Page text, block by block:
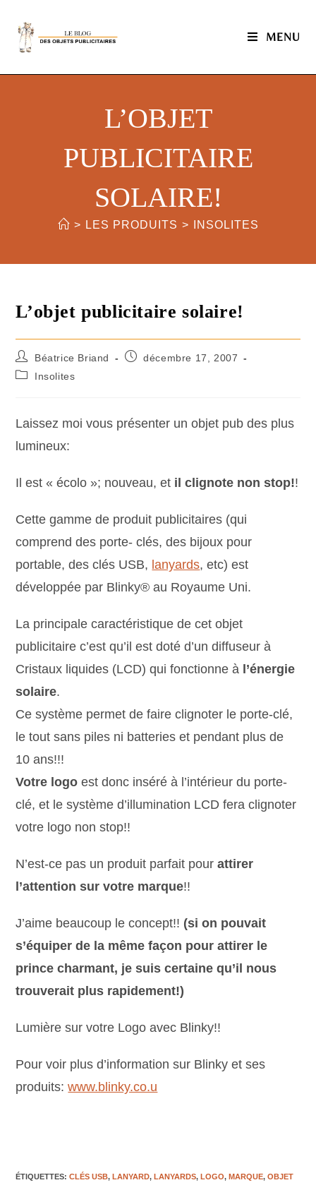
MENU
L’OBJET
PUBLICITAIRE
SOLAIRE!
> LES PRODUITS > INSOLITES
L’objet publicitaire solaire!
Béatrice Briand
décembre 17, 2007
Insolites
Laissez moi vous présenter un objet pub des plus
lumineux:
Il est « écolo »; nouveau, et il clignote non stop!!
Cette gamme de produit publicitaires (qui
comprend des porte- clés, des bijoux pour
portable, des clés USB, lanyards, etc) est
développée par Blinky® au Royaume Uni.
La principale caractéristique de cet objet
publicitaire c’est qu’il est doté d’un diffuseur à
Cristaux liquides (LCD) qui fonctionne à l’énergie
solaire.
Ce système permet de faire clignoter le porte-clé,
le tout sans piles ni batteries et pendant plus de
10 ans!!!
Votre logo est donc inséré à l’intérieur du porte-
clé, et le système d’illumination LCD fera clignoter
votre logo non stop!!
N’est-ce pas un produit parfait pourattirer
l’attention sur votre marque!!
J’aime beaucoup le concept!! (si on pouvait
s’équiper de la même façon pour attirer le
prince charmant, je suis certaine qu’il nous
trouverait plus rapidement!)
Lumière sur votre Logo avec Blinky!!
Pour voir plus d’information sur Blinky et ses
produits:www.blinky.co.u
ÉTIQUETTES:CLÉS USB, LANYARD, LANYARDS, LOGO, MARQUE, OBJET